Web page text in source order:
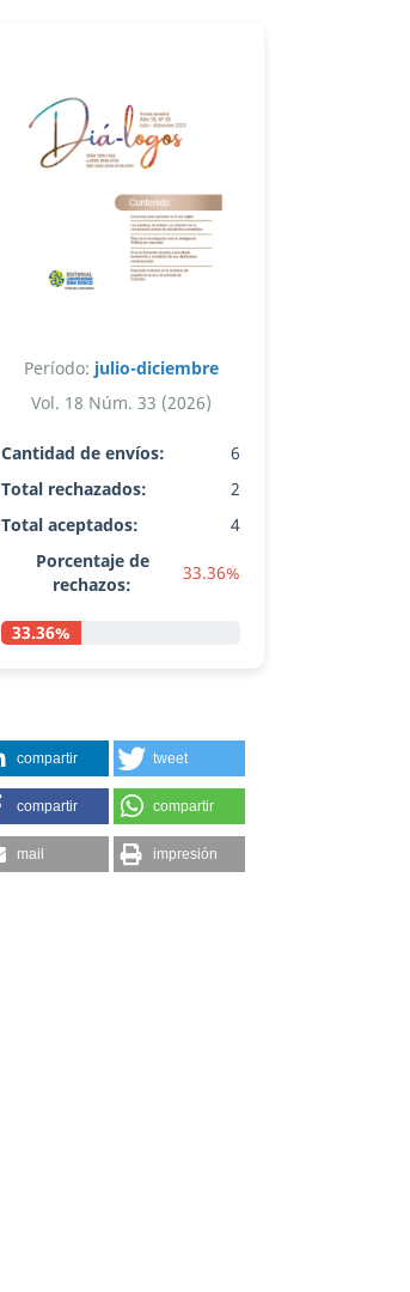
Período: julio-diciembre
Vol. 18 Núm. 33 (2026)
Cantidad de envíos:
6
Total rechazados:
2
Total aceptados:
4
Porcentaje de
rechazos:
33.36%
33.36%
compartir tweet
compartir compartir
mail impresión